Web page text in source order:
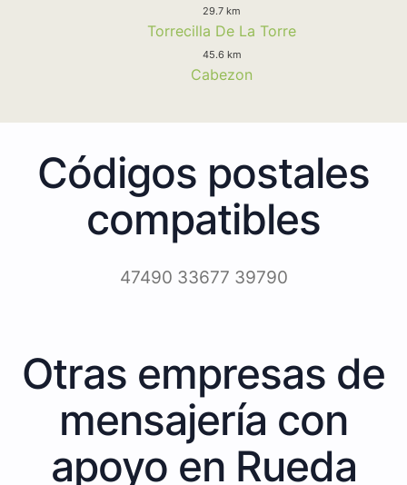
29.7 km
Torrecilla De La Torre
45.6 km
Cabezon
Códigos postales
compatibles
47490 33677 39790
Otras empresas de
mensajería con
apoyo en Rueda